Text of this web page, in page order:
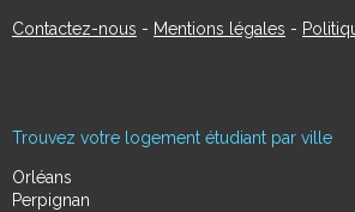
Contactez-nous - Mentions légales -
Trouvez votre logement étudiant par ville
Orléans
Perpignan